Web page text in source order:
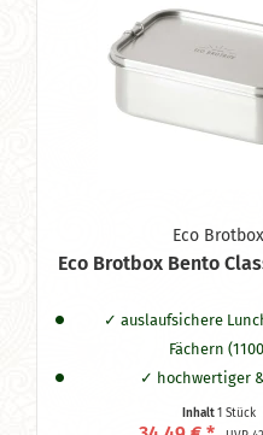
Eco Brotbox
Eco Brotbox Bento
auslaufsichere
Fächern
hochwertiger
lebensmittelechter
Inhalt1 Stück